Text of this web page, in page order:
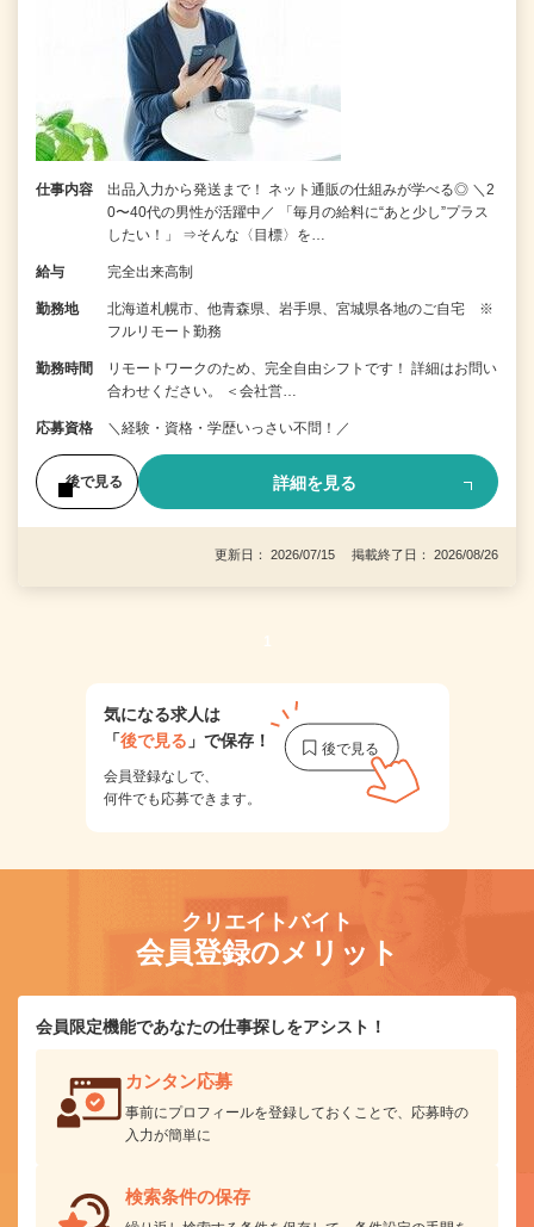
仕事内容
出品入力から発送まで！ ネット通販の仕組みが学べる◎ ＼2
0〜40代の男性が活躍中／ 「毎月の給料に“あと少し”プラス
したい！」 ⇒そんな〈目標〉を…
給与 完全出来高制
勤務地
北海道札幌市、他青森県、岩手県、宮城県各地のご自宅 ※
フルリモート勤務
勤務時間
リモートワークのため、完全自由シフトです！ 詳細はお問い
合わせください。 ＜会社営…
応募資格 ＼経験・資格・学歴いっさい不問！／
後で見る 詳細を見る
更新日： 2026/07/15 掲載終了日： 2026/08/26
1
気になる求人は
「後で見る 」で保存！
会員登録なしで、
何件でも応募できます。
クリエイトバイト
会員登録のメリット
会員限定機能であなたの仕事探しをアシスト！
カンタン応募
事前にプロフィールを登録しておくことで、応募時の
入力が簡単に
検索条件の保存